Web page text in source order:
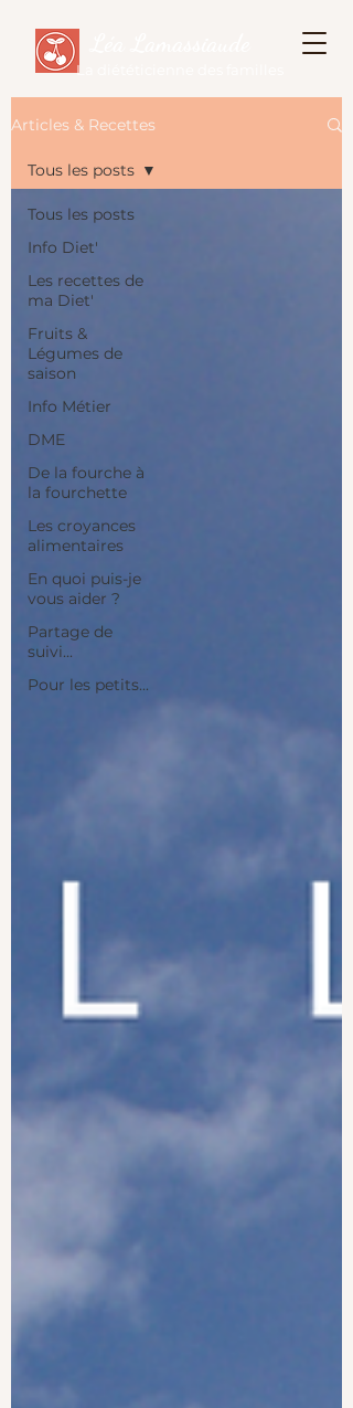
La diététicienne des familles
Articles & Recettes
Tous les posts
Info Diet'
Les recettes de
ma Diet'
Fruits &
Légumes de
saison
Info Métier
DME
De la fourche à
la fourchette
Les croyances
alimentaires
En quoi puis-je
vous aider ?
Partage de
suivi...
Pour les petits...
Tous les posts